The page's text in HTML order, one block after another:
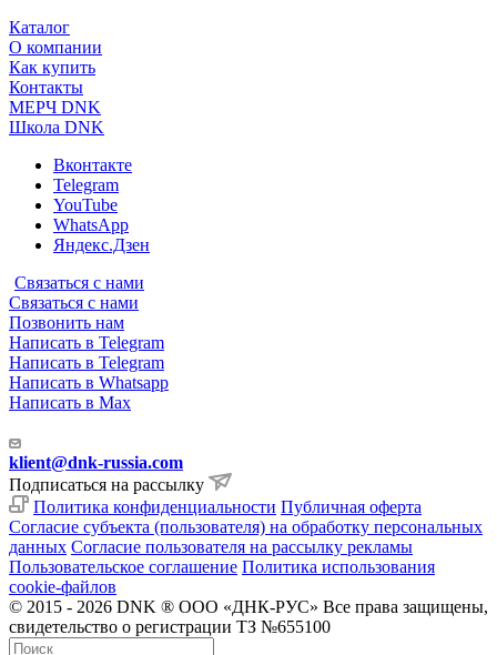
Каталог
О компании
Как купить
Контакты
МЕРЧ DNK
Школа DNK
Вконтакте
Telegram
YouTube
WhatsApp
Яндекс.Дзен
Связаться с нами
Связаться с нами
Позвонить нам
Написать в Telegram
Написать в Telegram
Написать в Whatsapp
Написать в Max
klient@dnk-russia.com
Подписаться на рассылку
Политика конфиденциальности Публичная оферта
Согласие субъекта (пользователя) на обработку персональных
данных Согласие пользователя на рассылку рекламы
Пользовательское соглашение Политика использования
cookie-файлов
© 2015 - 2026 DNK ® ООО «ДНК-РУС» Все права защищены,
свидетельство о регистрации ТЗ №655100